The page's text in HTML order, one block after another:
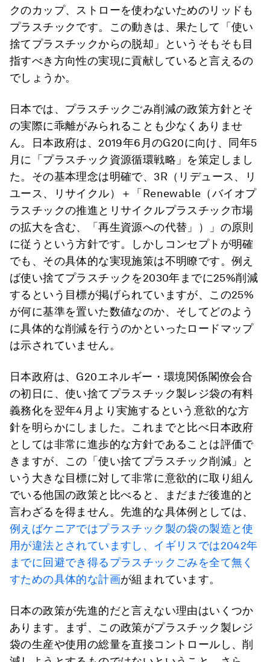
クのカップ、ストローを使わないためのリッドも
プラスチックです。この動きは、果たして「使い
捨てプラスチックからの脱却」というそもそも目
指すべき方向性の実現に貢献していると言えるの
でしょうか。
日本では、プラスチックごみ削減の政策方針とそ
の実際に乖離がみられることも少なくありませ
ん。日本政府は、2019年6月のG20に向け、同年5
月に「プラスチック資源循環戦略」を策定しまし
た。その基本理念は明確で、3R（リデュース、リ
ユース、リサイクル）＋「Renewable（バイオプ
ラスチックの推進とリサイクルプラスチック市場
の拡大を含む、「再生資源への代替」）」の原則
に従うという方針です。しかしコンセプトが明確
でも、その具体的な実現施策は不明瞭です。例え
ば使い捨てプラスチックを2030年までに25%削減
するという目標が掲げられていますが、この25%
が何に基準を置いた数値なのか、そしてどのよう
に具体的な削減を行うのかといったロードマップ
は示されていません。
日本政府は、G20エネルギー・環境関係閣僚会合
の初日に、使い捨てプラスチック製レジ袋の有料
義務化を翌年4月より実施するという意欲的な方
針を明らかにしました。これまでと比べ日本政府
としては非常に進歩的な方針であることは評価で
きますが、この「使い捨てプラスチック削減」と
いう大きな目標に対して非常に意欲的に取り組ん
でいる他国の政策と比べると、まだまだ後進的と
言わざるを得ません。先進的な具体例としては、
例えばケニアではプラスチック製の袋の製造と使
用が違法とされていますし、 イギリスでは2042年
までに回避でき得るプラスチックごみを全て無く
すための具体的な計画が組まれています。
日本の政策が先進的だと言えない理由はいくつか
あります。まず、この政策がプラスチック製レジ
袋の生産や使用の総量を直接コントロールし、削